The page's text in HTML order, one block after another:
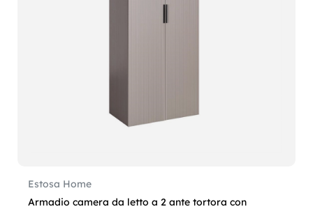
Estosa Home
Armadio camera da letto a 2 ante tortora con